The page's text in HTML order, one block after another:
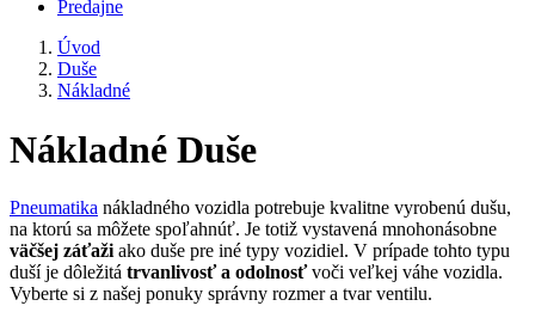
Predajne
Úvod
Duše
Nákladné
Nákladné Duše
Pneumatika nákladného vozidla potrebuje kvalitne vyrobenú dušu,
na ktorú sa môžete spoľahnúť. Je totiž vystavená mnohonásobne
väčšej záťaži ako duše pre iné typy vozidiel. V prípade tohto typu
duší je dôležitá trvanlivosť a odolnosťvoči veľkej váhe vozidla.
Vyberte si z našej ponuky správny rozmer a tvar ventilu.